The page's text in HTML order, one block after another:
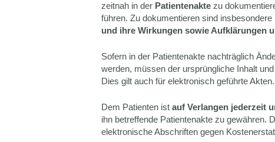
zeitnah in der Patientenakte zu
führen. Zu dokumentieren sind insbesondere
und ihre Wirkungen sowie Aufklärungen
Sofern in der Patientenakte nachträglich
werden, müssen der ursprüngliche Inhalt
Dies gilt auch für elektronisch geführte Akten.
Dem Patienten ist auf Verlangen jederzeit
ihn betreffende Patientenakte zu gewähren.
elektronische Abschriften gegen